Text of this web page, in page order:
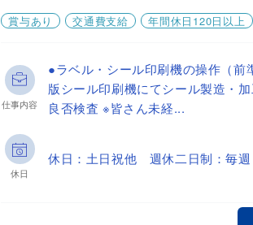
賞与あり 交通費支給 年間休日120日以上
仕事内容
●ラベル・シール印刷機の操作（前
版シール印刷機にてシール製造・
良否検査 ※皆さん未経...
休日
休日：土日祝他 週休二日制：毎